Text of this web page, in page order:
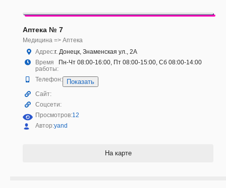
Аптека № 7
Медицина => Аптека
Адрес:г. Донецк, Знаменская ул., 2А
Время
работы:
Пн-Чт 08:00-16:00, Пт 08:00-15:00, Сб 08:00-14:00
Телефон: Показать
Сайт:
Соцсети:
Просмотров:12
Автор:yand
На карте